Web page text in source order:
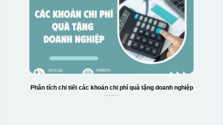
Phân tích chi tiết các khoản chi phí quà tặng doanh nghiệp